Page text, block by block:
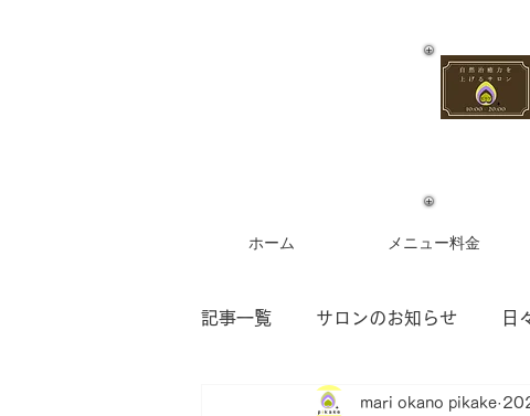
ホーム メニュー料金
記事一覧 サロンのお知らせ 日
お客様からのご感想 フラワー
mari okano pikake